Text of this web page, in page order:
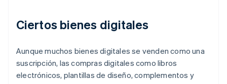
Ciertos bienes digitales
Aunque muchos bienes digitales se venden como una
suscripción, las compras digitales como libros
electrónicos, plantillas de diseño, complementos y